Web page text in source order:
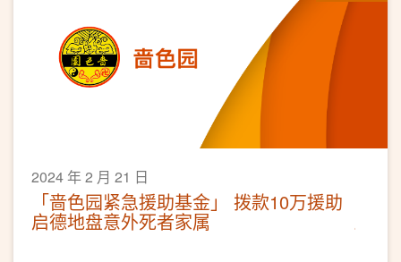
2024 年 2 月 21 日
「啬色园紧急援助基金」 拨款10万援助
启德地盘意外死者家属 ​